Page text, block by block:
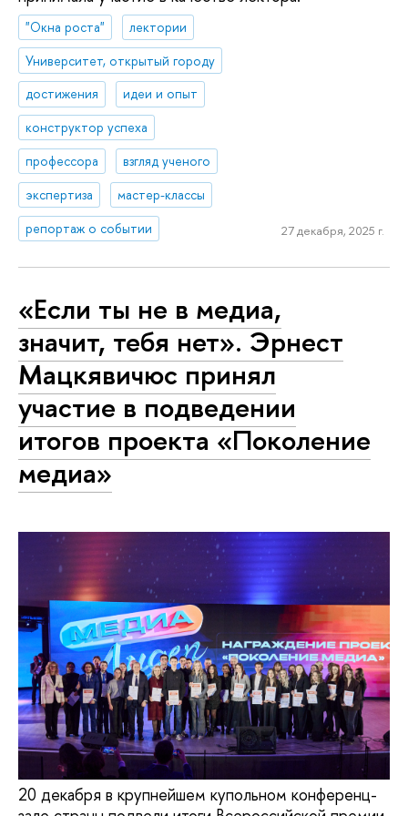
"Окна роста"
лектории
Университет, открытый городу
достижения
идеи и опыт
конструктор успеха
профессора
взгляд ученого
экспертиза
мастер-классы
репортаж о событии
27 декабря, 2025 г.
«Если ты не в медиа,
значит, тебя нет». Эрнест
Мацкявичюс принял
участие в подведении
итогов проекта «Поколение
медиа»
20 декабря в крупнейшем купольном конференц-